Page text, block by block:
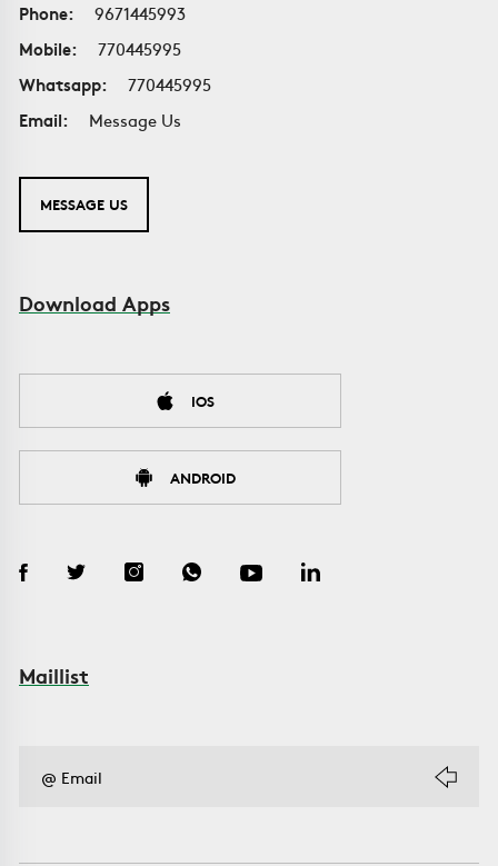
Phone:
9671445993
Mobile:
770445995
Whatsapp:
770445995
Email:
Message Us
MESSAGE US
Download Apps
IOS
ANDROID
Maillist